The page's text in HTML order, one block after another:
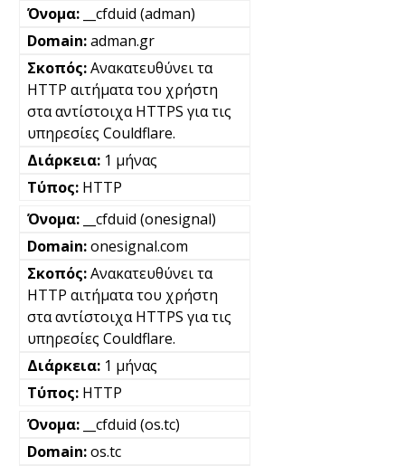
__cfduid (adman)
adman.gr
Ανακατευθύνει τα
HTTP αιτήματα του χρήστη
στα αντίστοιχα HTTPS για τις
υπηρεσίες Couldflare.
1 μήνας
HTTP
__cfduid (onesignal)
onesignal.com
Ανακατευθύνει τα
HTTP αιτήματα του χρήστη
στα αντίστοιχα HTTPS για τις
υπηρεσίες Couldflare.
1 μήνας
HTTP
__cfduid (os.tc)
os.tc